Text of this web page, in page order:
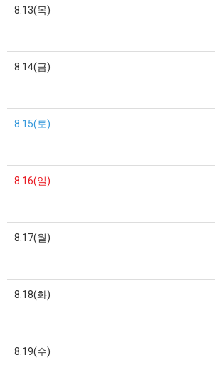
8.13(목)
8.14(금)
8.15(토)
8.16(일)
8.17(월)
8.18(화)
8.19(수)